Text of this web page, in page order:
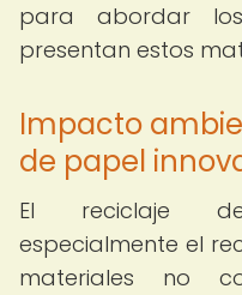
para abordar
presentan estos
Impacto
de papel
El reciclaje
especialmente el
materiales no